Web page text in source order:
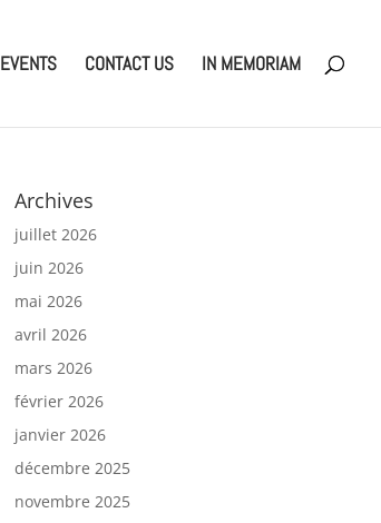
EVENTS CONTACT US IN MEMORIAM
Archives
juillet 2026
juin 2026
mai 2026
avril 2026
mars 2026
février 2026
janvier 2026
décembre 2025
novembre 2025